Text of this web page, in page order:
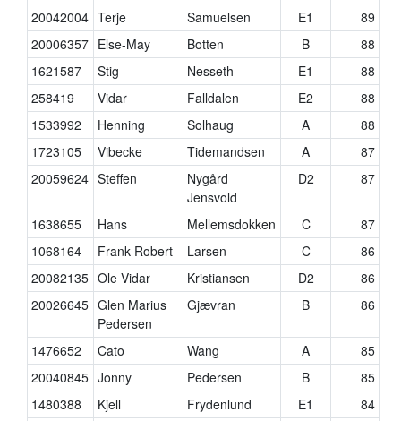
20042004 Terje Samuelsen E1
89
20006357 Else-May Botten B
88
1621587
Stig Nesseth E1
88
258419
Vidar Falldalen E2
88
1533992
Henning Solhaug A
88
1723105
Vibecke Tidemandsen A
87
20059624 Steffen
Nygård
Jensvold
D2 87
1638655 Hans Mellemsdokken C
87
1068164
Frank Robert Larsen C
86
20082135 Ole Vidar Kristiansen D2
86
20026645 Glen Marius
Pedersen
Gjævran B 86
1476652 Cato Wang A
85
20040845 Jonny Pedersen B
85
1480388
Kjell Frydenlund E1
84